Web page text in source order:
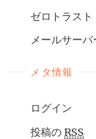
ゼロトラスト
メールサーバ
メタ情報
ログイン
投稿のRSS